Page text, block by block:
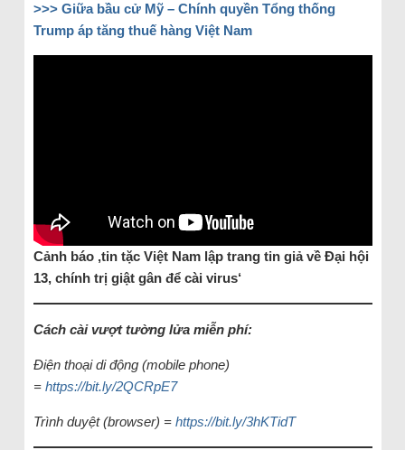
>>> Giữa bầu cử Mỹ – Chính quyền Tổng thống
Trump áp tăng thuế hàng Việt Nam
Cảnh báo ‚tin tặc Việt Nam lập trang tin giả về Đại hội
13, chính trị giật gân để cài virus‘
Cách cài vượt tường lửa miễn phí:
Điện thoại di động (mobile phone)
= https://bit.ly/2QCRpE7
Trình duyệt (browser) = https://bit.ly/3hKTidT